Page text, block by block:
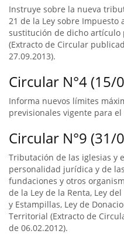
Instruye sobre la nueva
21 de la Ley sobre Impuesto
sustitución de dicho artículo
(Extracto de Circular
27.09.2013).
Circular N°4 (15/
Informa nuevos límites
previsionales vigente para
Circular N°9 (31/
Tributación de las iglesias y
personalidad jurídica y de
fundaciones y otros
de la Ley de la Renta, Ley
y Estampillas, Ley de
Territorial (Extracto de
de 06.02.2012).